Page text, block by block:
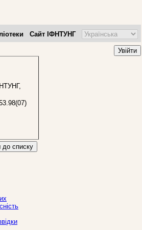
Сайт ІФНТУНГ
Увійти
до списку